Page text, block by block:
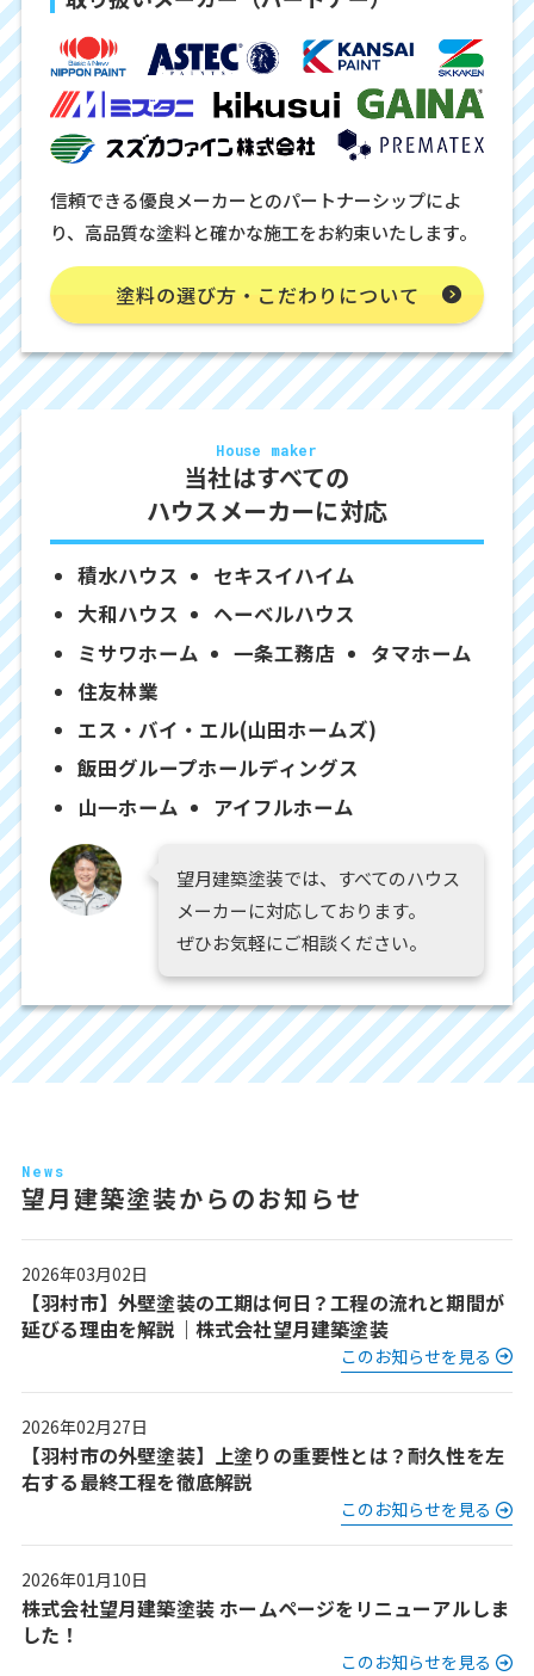
信頼できる優良メーカーとのパートナーシップによ
り、高品質な塗料と確かな施工をお約束いたします。
塗料の選び方・こだわりについて
House maker
当社はすべての
ハウスメーカーに対応
積水ハウス
セキスイハイム
大和ハウス
ヘーベルハウス
ミサワホーム
一条工務店
タマホーム
住友林業
エス・バイ・エル(山田ホームズ)
飯田グループホールディングス
山一ホーム
アイフルホーム
望月建築塗装では、すべてのハウス
メーカーに対応しております。
ぜひお気軽にご相談ください。
News
望月建築塗装からのお知らせ
2026年03月02日
【羽村市】外壁塗装の工期は何日？工程の流れと期間が
延びる理由を解説｜株式会社望月建築塗装
このお知らせを見る
2026年02月27日
【羽村市の外壁塗装】上塗りの重要性とは？耐久性を左
右する最終工程を徹底解説
このお知らせを見る
2026年01月10日
株式会社望月建築塗装 ホームページをリニューアルしま
した！
このお知らせを見る